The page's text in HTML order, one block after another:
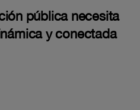
pública necesita
y conectada